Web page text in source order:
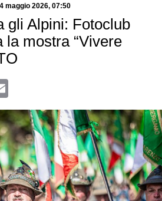
maggio 2026, 07:50
gli Alpini: Fotoclub
la mostra “Vivere
Email